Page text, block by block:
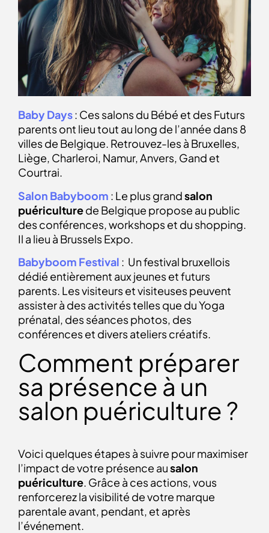
Baby Days: Ces salons du Bébé et des Futurs
parents ont lieu tout au long de l’année dans 8
villes de Belgique. Retrouvez-les à Bruxelles,
Liège, Charleroi, Namur, Anvers, Gand et
Courtrai.
Salon Babyboom : Le plus grandsalon
puériculturede Belgique propose au public
des conférences, workshops et du shopping.
Il a lieu à Brussels Expo.
Babyboom Festival : Un festival bruxellois
dédié entièrement aux jeunes et futurs
parents. Les visiteurs et visiteuses peuvent
assister à des activités telles que du Yoga
prénatal, des séances photos, des
conférences et divers ateliers créatifs.
Comment préparer
sa présence à un
salon puériculture ?
Voici quelques étapes à suivre pour maximiser
l’impact de votre présence ausalon
puériculture . Grâce à ces actions, vous
renforcerez la visibilité de votre marque
parentale avant, pendant, et après
l’événement.